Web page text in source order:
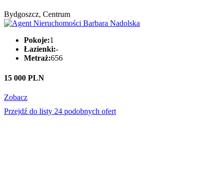
Bydgoszcz, Centrum
Pokoje:1
Łazienki:-
Metraż:656
15 000 PLN
Zobacz
Przejdź do listy 24 podobnych ofert